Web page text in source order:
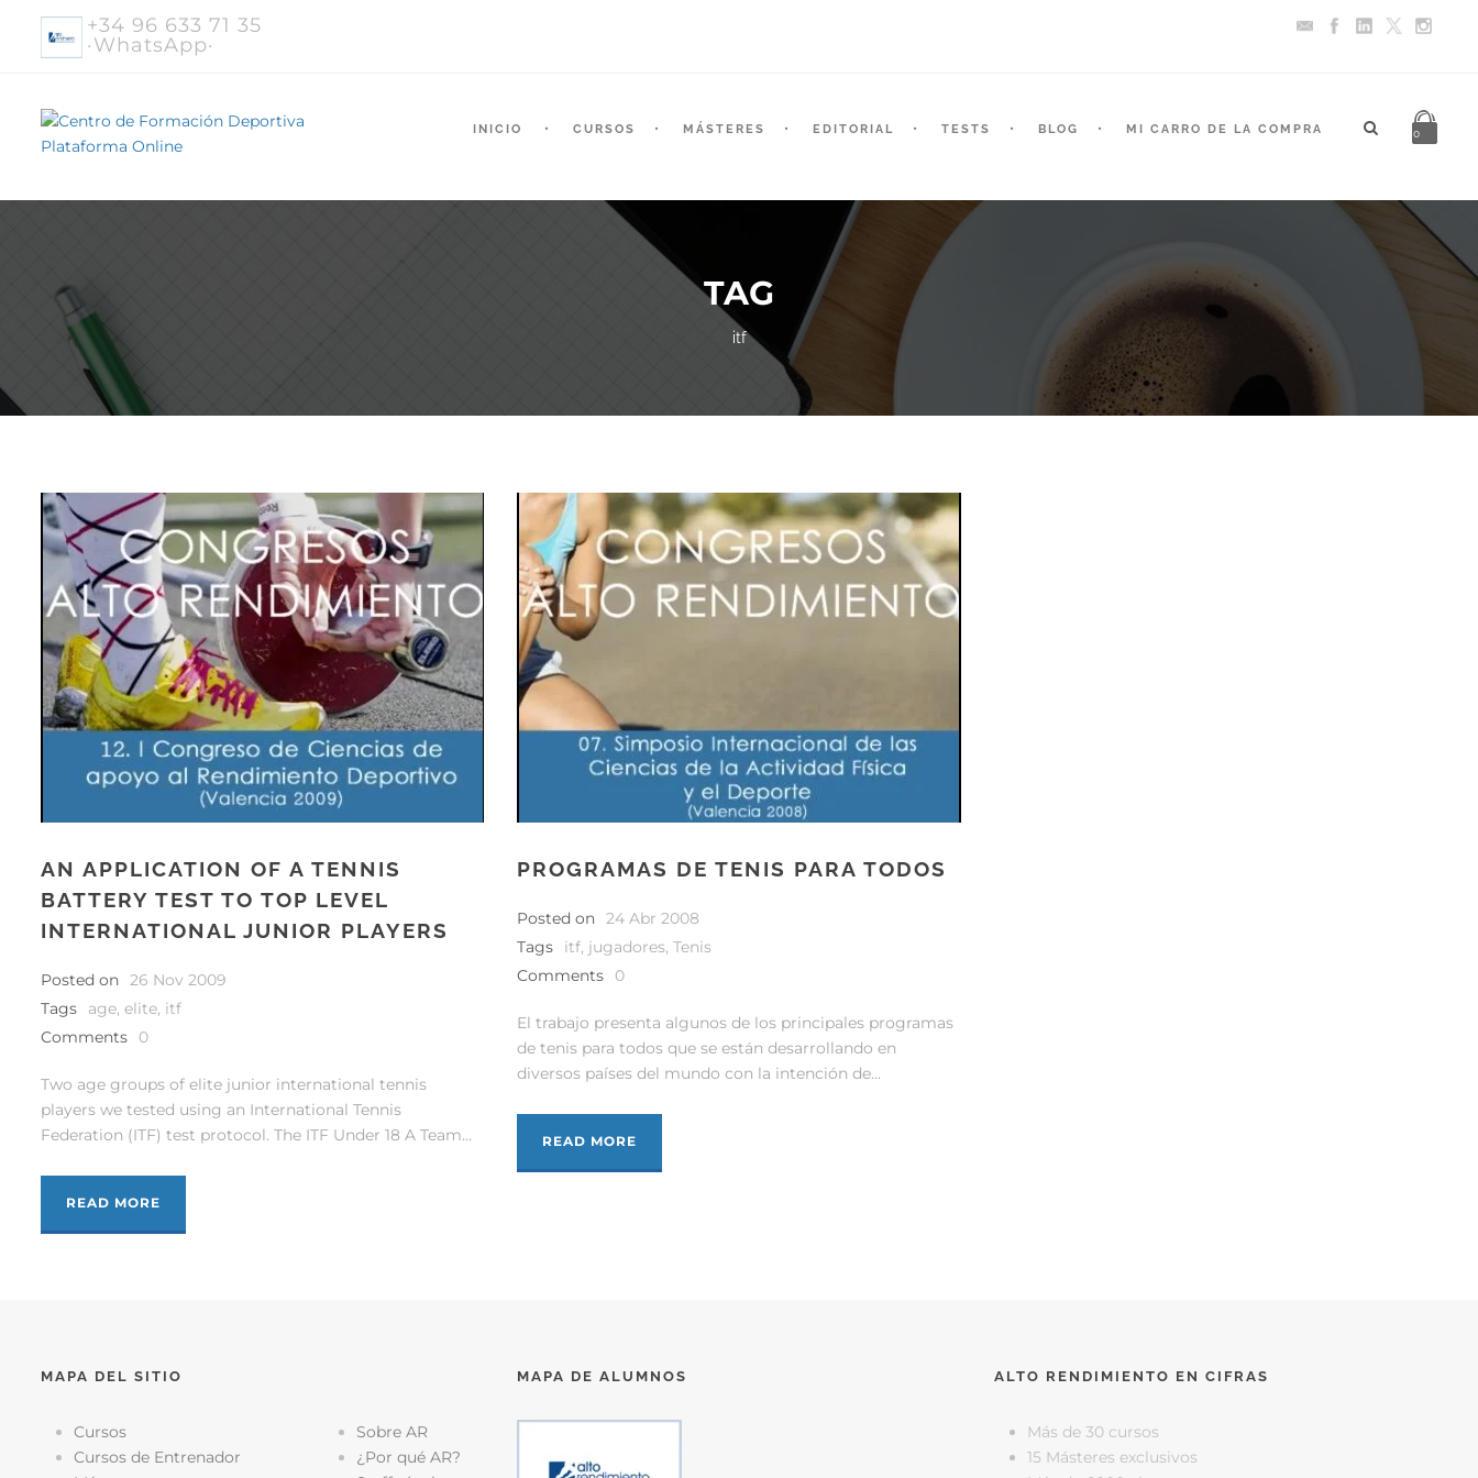
+34 96 633 71 35
·WhatsApp·
INICIO CURSOS MÁSTERES EDITORIAL TESTS BLOG MI CARRO DE LA COMPRA 0
TAG
itf
AN APPLICATION OF A TENNIS
BATTERY TEST TO TOP LEVEL
INTERNATIONAL JUNIOR PLAYERS
Posted on 26 Nov 2009
Tags
age, elite, itf
Comments
0
Two age groups of elite junior international tennis
players we tested using an International Tennis
Federation (ITF) test protocol. The ITF Under 18 A Team...
READ MORE
PROGRAMAS DE TENIS PARA TODOS
Posted on 24 Abr 2008
Tags
itf, jugadores, Tenis
Comments
0
El trabajo presenta algunos de los principales programas
de tenis para todos que se están desarrollando en
diversos países del mundo con la intención de...
READ MORE
MAPA DEL SITIO
Cursos
Cursos de Entrenador
Sobre AR
¿Por qué AR?
MAPA DE ALUMNOS ALTO RENDIMIENTO EN CIFRAS
Más de 30 cursos
15 Másteres exclusivos